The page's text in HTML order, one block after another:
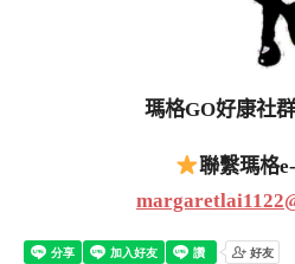
瑪格GO好康社
聯繫瑪格